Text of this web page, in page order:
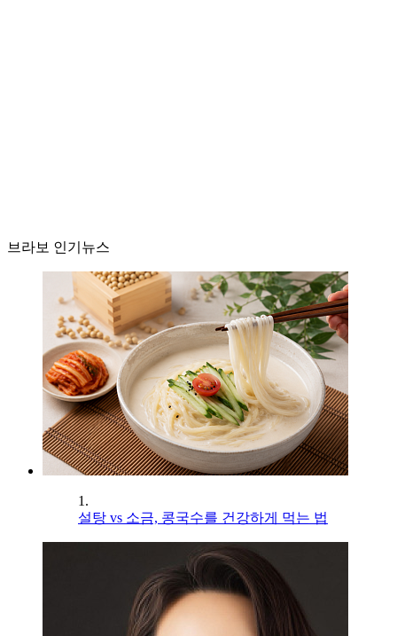
브라보 인기뉴스
1.
설탕 vs 소금, 콩국수를 건강하게 먹는 법